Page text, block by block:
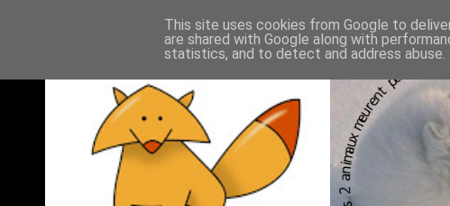
This site uses cookies from Google to
are shared with Google along with
statistics, and to detect and address abuse.